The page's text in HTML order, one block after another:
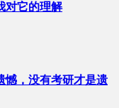
对它的理解
，没有考研才是遗